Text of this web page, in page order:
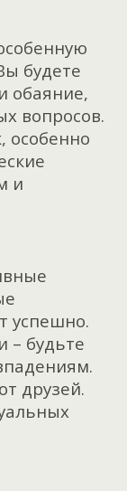
будете
обаяние,
вопросов.
особенно
и
успешно.
– будьте
друзей.